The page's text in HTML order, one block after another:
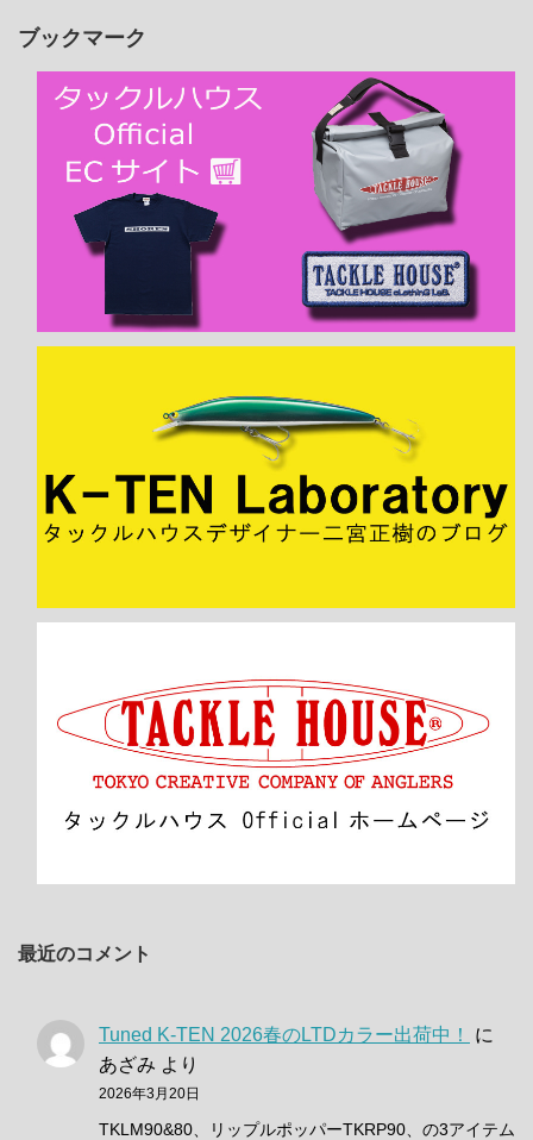
ブックマーク
最近のコメント
Tuned K-TEN 2026春のLTDカラー出荷中！
に
あざみ より
2026年3月20日
TKLM90&80、リップルポッパーTKRP90、の3アイテム